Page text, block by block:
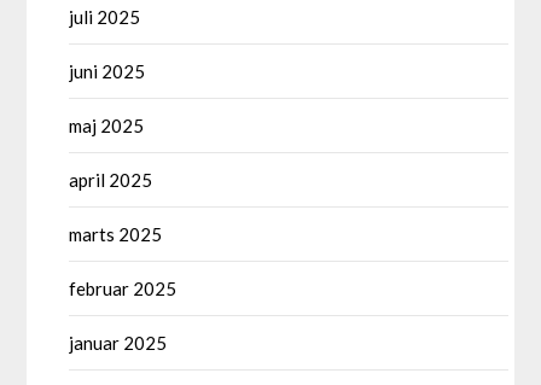
juli 2025
juni 2025
maj 2025
april 2025
marts 2025
februar 2025
januar 2025